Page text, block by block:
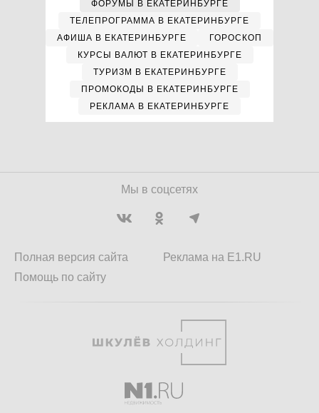
ФОРУМЫ В ЕКАТЕРИНБУРГЕ
ТЕЛЕПРОГРАММА В ЕКАТЕРИНБУРГЕ
АФИША В ЕКАТЕРИНБУРГЕ
ГОРОСКОП
КУРСЫ ВАЛЮТ В ЕКАТЕРИНБУРГЕ
ТУРИЗМ В ЕКАТЕРИНБУРГЕ
ПРОМОКОДЫ В ЕКАТЕРИНБУРГЕ
РЕКЛАМА В ЕКАТЕРИНБУРГЕ
Мы в соцсетях
Полная версия сайта
Помощь по сайту
Реклама на E1.RU